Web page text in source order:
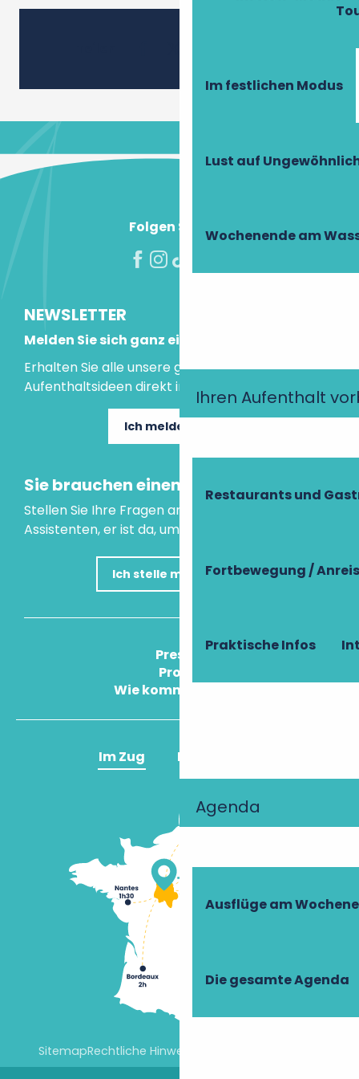
Im festlichen Modus
Lust auf
Wochenende am
Ihren Aufenthalt
Restaurants und
Fortbewegung /
Praktische Infos
Agenda
Ausflüge am
Die gesamte Agenda
Ajouter
Folgen Sie uns!
NEWSLETTER
Melden Sie sich ganz einfach an!
Erhalten Sie alle unsere guten Tipps und
Aufenthaltsideen direkt in Ihre Mailbox.
Ich melde mich an
Sie brauchen einen Rat?
Stellen Sie Ihre Fragen an unseren virtuellen
Assistenten, er ist da, um Ihnen zu helfen.
Ich stelle meine Frage
Press
Pros
Wie komme ich an?
Im Zug Im Flugzeug
SitemapRechtliche Hinweise